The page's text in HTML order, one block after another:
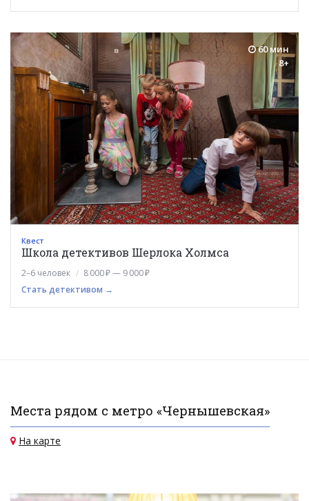
60 мин
8+
Квест
Школа детективов Шерлока Холмса
2–6 человек
8 000 ₽ — 9 000 ₽
Стать детективом →
Места рядом с метро «Чернышевская»
На карте